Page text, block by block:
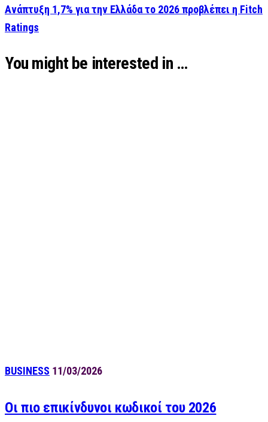
Ανάπτυξη 1,7% για την Ελλάδα το 2026 προβλέπει η Fitch
Ratings
You might be interested in …
BUSINESS 11/03/2026
Οι πιο επικίνδυνοι κωδικοί του 2026